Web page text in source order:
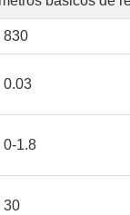
830
0.03
0-1.8
30